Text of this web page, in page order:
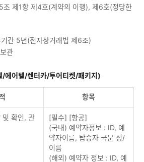
조 제1항 제4호(계약의 이행), 제6호(정당한
간 5년(전자상거래법 제6조)
관
/에어텔/렌터카/투어티켓/패키지)
항목
및 확인, 관
[필수] [항공]
(국내) 예약자정보 : ID, 예
약자이름, 탑승자 국문 성/
이름
(해외) 예약자 정보 : ID, 예